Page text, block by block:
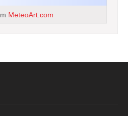
MeteoArt.com